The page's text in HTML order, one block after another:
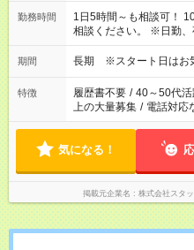
勤務時間
1日5時間～も相談可！
相談ください。 ※日勤、
期間 長期 ※スタート日はお
特徴 履歴書不要 / 40～50代活
上の大量募集 / 電話対応
気になる！
掲載元企業名 株式会社スタ